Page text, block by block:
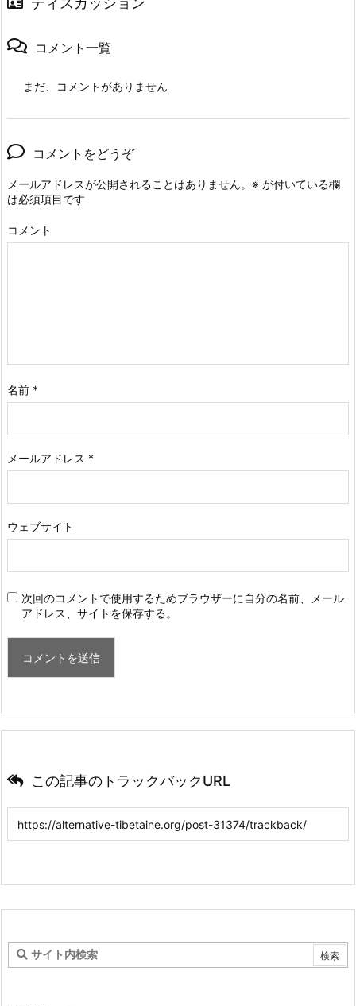
コメント一覧
まだ、コメントがありません
コメントをどうぞ
メールアドレスが公開されることはありません。 ※ が付いている欄
は必須項目です
コメント
名前 *
メールアドレス *
ウェブサイト
次回のコメントで使用するためブラウザーに自分の名前、メール
アドレス、サイトを保存する。
この記事のトラックバックURL